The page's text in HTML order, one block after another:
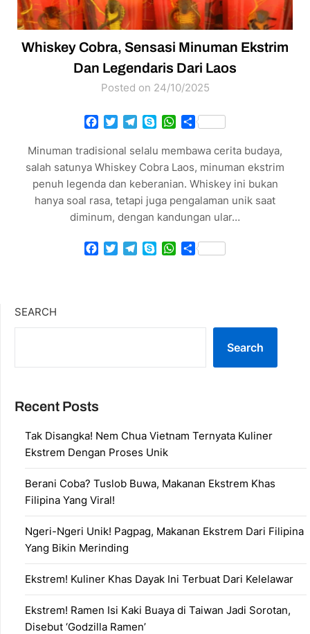
Whiskey Cobra, Sensasi Minuman Ekstrim
Dan Legendaris Dari Laos
Posted on 24/10/2025
Facebook
TwitterTelegram
SkypeWhatsApp
Share
Minuman tradisional selalu membawa cerita budaya,
salah satunya Whiskey Cobra Laos, minuman ekstrim
penuh legenda dan keberanian. Whiskey ini bukan
hanya soal rasa, tetapi juga pengalaman unik saat
diminum, dengan kandungan ular…
Facebook
TwitterTelegram
SkypeWhatsApp
Share
SEARCH
Search
Recent Posts
Tak Disangka! Nem Chua Vietnam Ternyata Kuliner
Ekstrem Dengan Proses Unik
Berani Coba? Tuslob Buwa, Makanan Ekstrem Khas
Filipina Yang Viral!
Ngeri-Ngeri Unik! Pagpag, Makanan Ekstrem Dari Filipina
Yang Bikin Merinding
Ekstrem! Kuliner Khas Dayak Ini Terbuat Dari Kelelawar
Ekstrem! Ramen Isi Kaki Buaya di Taiwan Jadi Sorotan,
Disebut ‘Godzilla Ramen’